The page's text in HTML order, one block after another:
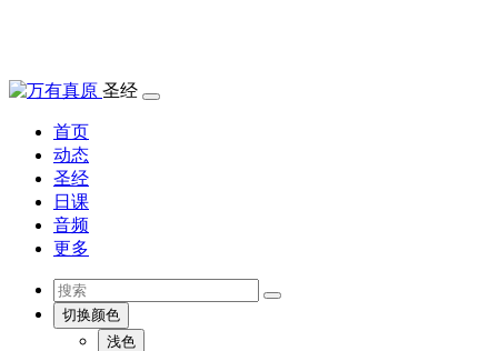
圣经
首页
动态
圣经
日课
音频
更多
切换颜色
浅色